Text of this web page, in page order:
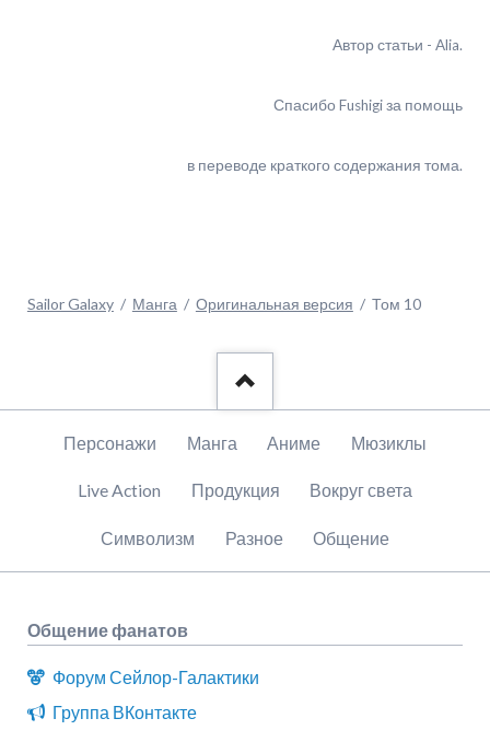
Автор статьи - Alia.
Спасибо Fushigi за помощь
в переводе краткого содержания тома.
Sailor Galaxy Манга Оригинальная версия Том 10
Пропустить
Персонажи Манга Аниме Мюзиклы
Live Action Продукция Вокруг света
Символизм Разное Общение
Общение фанатов
Форум Сейлор-Галактики
Группа ВКонтакте